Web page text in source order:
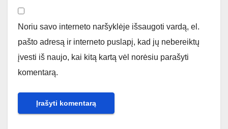
Noriu savo interneto naršyklėje išsaugoti vardą, el.
pašto adresą ir interneto puslapį, kad jų nebereiktų
įvesti iš naujo, kai kitą kartą vėl norėsiu parašyti
komentarą.